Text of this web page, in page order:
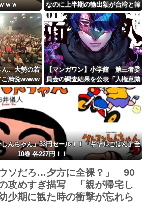
ｗｗ
なのに上半期の輸出額が台湾と韓
国に抜かれる・・・
、大勢の若
ご満悦wwww
【マンガワン】小学館 第三者委
員会の調査結果を公表「人権意識
十分でなかった」 性加害歴ある
漫画家を別名義で起用
んちゃん」33円セール！！「ギャルごはん」全
10巻 各227円！！
ウソだろ…夕方に全裸？」 90
攻めすぎ描写 「親が帰宅し
少期に観た時の衝撃が忘れら